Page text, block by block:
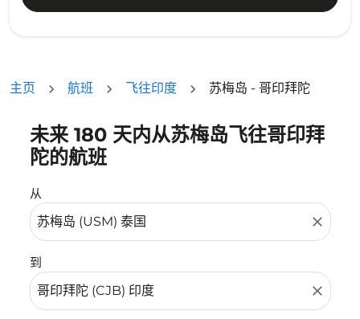
主页 航班 飞往印度 苏梅岛 - 哥印拜陀
未来 180 天内从苏梅岛飞往哥印拜
陀的航班
从
close
到
close
没有符合您的筛选条件的机票。请调整您的筛选条件。